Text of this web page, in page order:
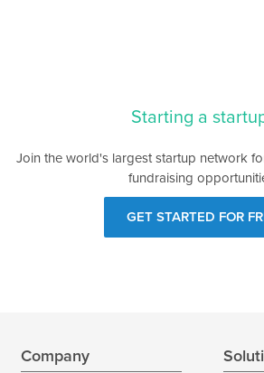
Starting a
Join the world's largest startup network
fundraising
GET STARTED FOR
Company